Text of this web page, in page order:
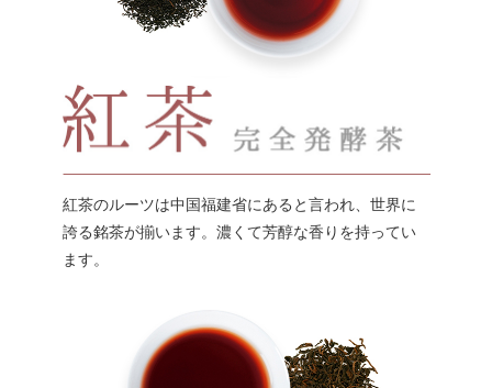
紅茶のルーツは中国福建省にあると言われ、世界に
誇る銘茶が揃います。濃くて芳醇な香りを持ってい
ます。